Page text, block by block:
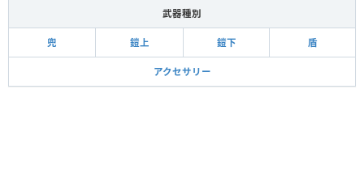
武器種別
兜 鎧上 鎧下 盾
アクセサリー